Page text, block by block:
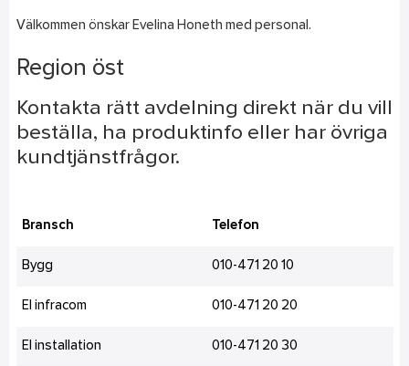
Välkommen önskar Evelina Honeth med personal.
Region öst
Kontakta rätt avdelning direkt när du vill
beställa, ha produktinfo eller har övriga
kundtjänstfrågor.
Bransch Telefon
Bygg 010-471 20 10
El infracom 010-471 20 20
El installation 010-471 20 30